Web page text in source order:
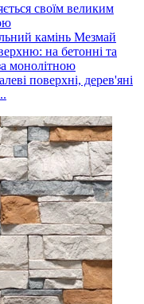
своїм великим
камінь Мезмай
на бетонні та
монолітною
поверхні, дерев'яні